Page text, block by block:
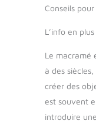
Conseils
L’info en plus
Le macramé
à des
créer des
est souvent
introduire